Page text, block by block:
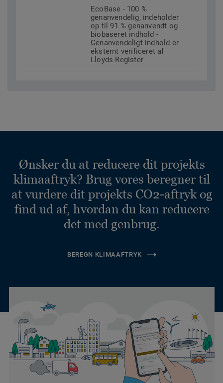
EcoBase - 100 %
genanvendelig, indeholder
op til 91 % genanvendt og
biobaseret indhold -
Genanvendeligt indhold er
eksternt verificeret af
Lloyds Register
Ønsker du at reducere dit projekts
klimaaftryk? Brug vores beregner til
at vurdere dit projekts CO2-aftryk og
find ud af, hvordan du kan reducere
det med genbrug.
BEREGN KLIMAAFTRYK